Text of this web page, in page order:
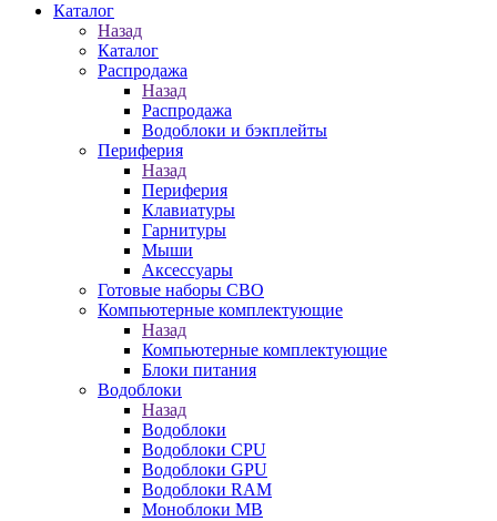
Каталог
Назад
Каталог
Распродажа
Назад
Распродажа
Водоблоки и бэкплейты
Периферия
Назад
Периферия
Клавиатуры
Гарнитуры
Мыши
Аксессуары
Готовые наборы СВО
Компьютерные комплектующие
Назад
Компьютерные комплектующие
Блоки питания
Водоблоки
Назад
Водоблоки
Водоблоки CPU
Водоблоки GPU
Водоблоки RAM
Моноблоки MB